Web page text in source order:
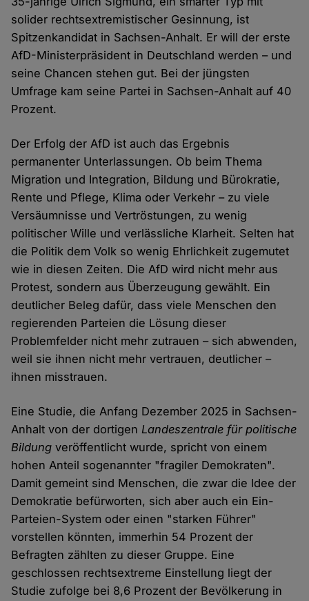
solider rechtsextremistischer Gesinnung, ist
Spitzenkandidat in Sachsen-Anhalt. Er will der erste
AfD-Ministerpräsident in Deutschland werden – und
seine Chancen stehen gut. Bei der jüngsten
Umfrage kam seine Partei in Sachsen-Anhalt auf 40
Prozent.
Der Erfolg der AfD ist auch das Ergebnis
permanenter Unterlassungen. Ob beim Thema
Migration und Integration, Bildung und Bürokratie,
Rente und Pflege, Klima oder Verkehr – zu viele
Versäumnisse und Vertröstungen, zu wenig
politischer Wille und verlässliche Klarheit. Selten hat
die Politik dem Volk so wenig Ehrlichkeit zugemutet
wie in diesen Zeiten. Die AfD wird nicht mehr aus
Protest, sondern aus Überzeugung gewählt. Ein
deutlicher Beleg dafür, dass viele Menschen den
regierenden Parteien die Lösung dieser
Problemfelder nicht mehr zutrauen – sich abwenden,
weil sie ihnen nicht mehr vertrauen, deutlicher –
ihnen misstrauen.
Eine Studie, die Anfang Dezember 2025 in Sachsen-
Anhalt von der dortigenLandeszentrale für politische
Bildung veröffentlicht wurde, spricht von einem
hohen Anteil sogenannter "fragiler Demokraten".
Damit gemeint sind Menschen, die zwar die Idee der
Demokratie befürworten, sich aber auch ein Ein-
Parteien-System oder einen "starken Führer"
vorstellen könnten, immerhin 54 Prozent der
Befragten zählten zu dieser Gruppe. Eine
geschlossen rechtsextreme Einstellung liegt der
Studie zufolge bei 8,6 Prozent der Bevölkerung in